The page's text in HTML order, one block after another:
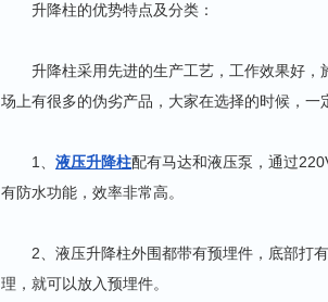
升降柱的优势特点及分类：
升降柱采用先进的生产工艺，工作效果好，
场上有很多的伪劣产品，大家在选择的时候，一
1、 液压升降柱配有马达和液压泵，通过
有防水功能，效率非常高。
2、液压升降柱外围都带有预埋件，底部打有
理，就可以放入预埋件。